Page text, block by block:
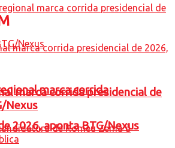
marca corrida
2026, aponta BTG/Nexus
marca corrida presidencial de
Nexus